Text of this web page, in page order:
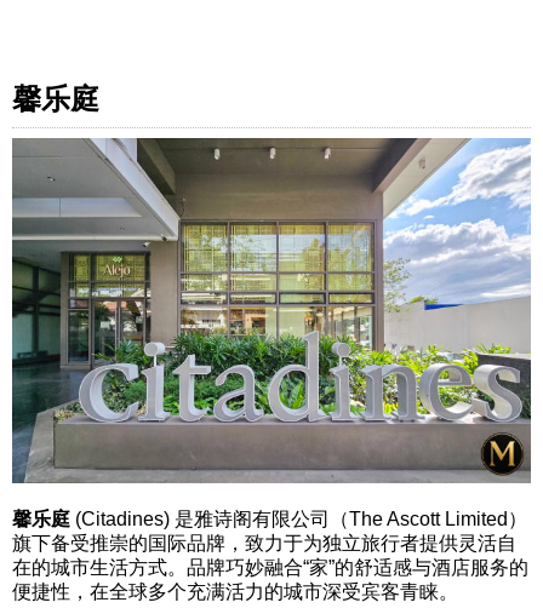
馨乐庭
馨乐庭 (Citadines) 是雅诗阁有限公司（The Ascott Limited）
旗下备受推崇的国际品牌，致力于为独立旅行者提供灵活自
在的城市生活方式。品牌巧妙融合“家”的舒适感与酒店服务的
便捷性，在全球多个充满活力的城市深受宾客青睐。